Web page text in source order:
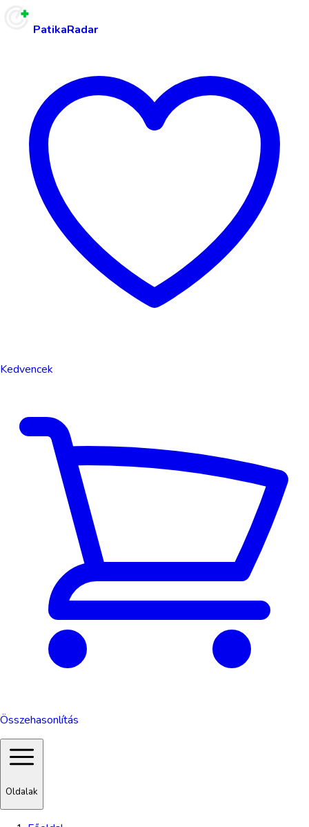
PatikaRadar
Kedvencek
Összehasonlítás
Oldalak